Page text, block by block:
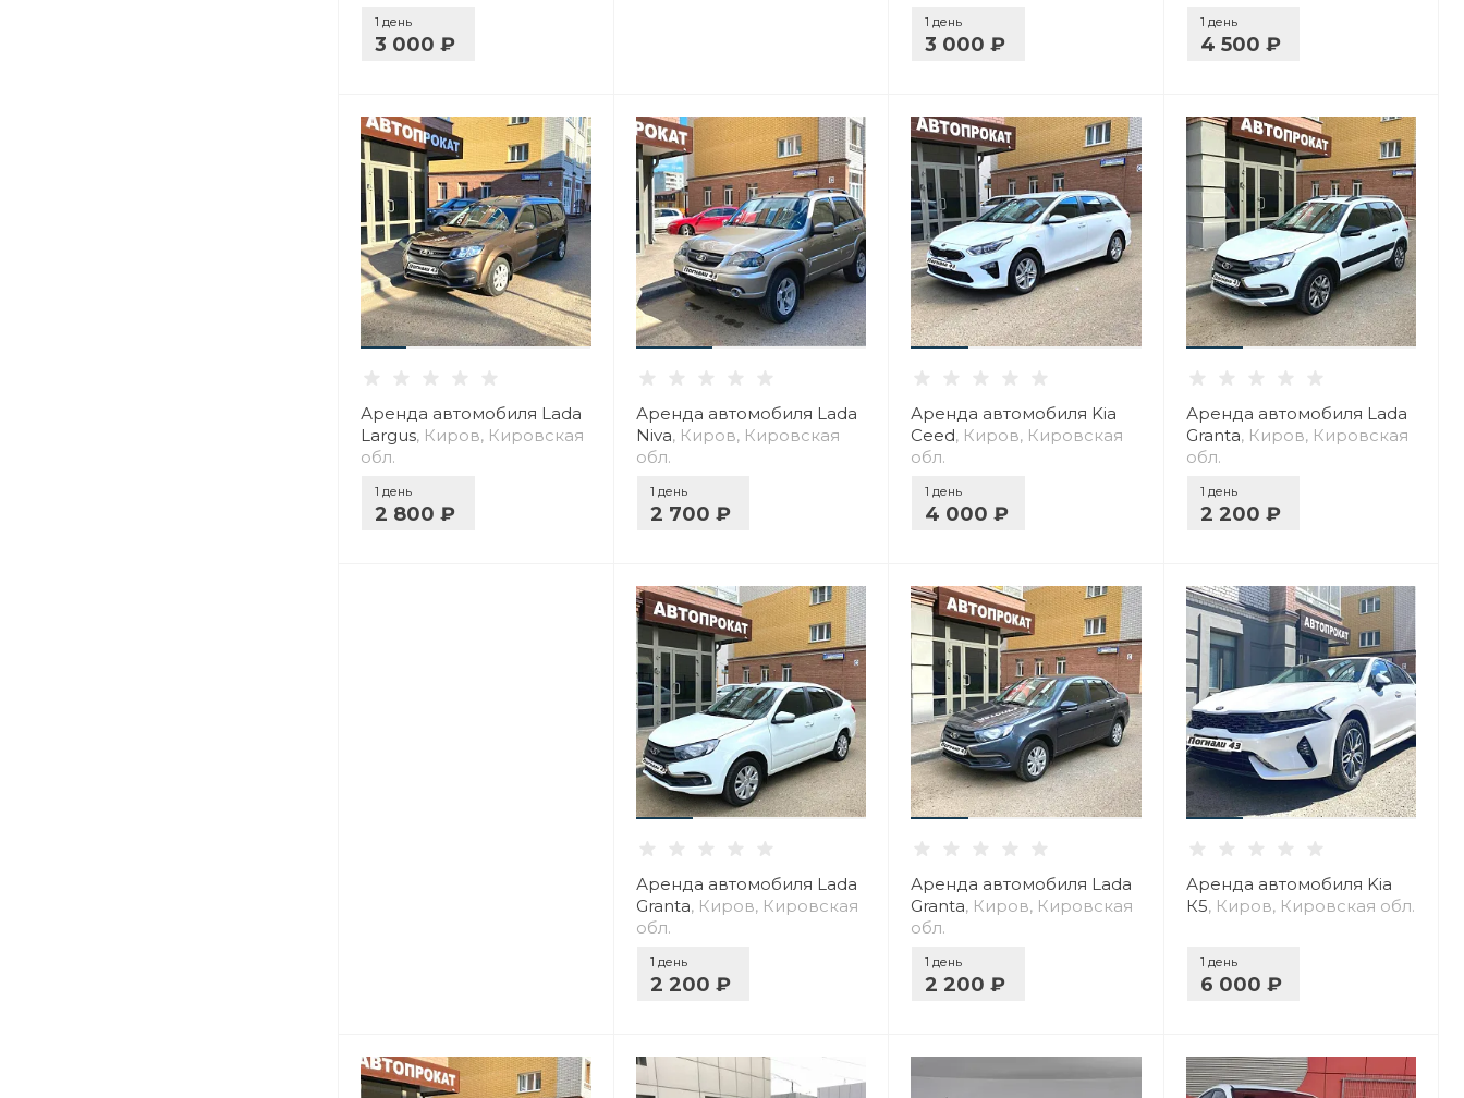
1 день
3 000 ₽
1 день
3 000 ₽
1 день
4 500 ₽
Аренда автомобиля Lada
Largus, Киров, Кировская
обл.
1 день
2 800 ₽
Аренда автомобиля Lada
Niva, Киров, Кировская
обл.
1 день
2 700 ₽
Аренда автомобиля Kia
Ceed, Киров, Кировская
обл.
1 день
4 000 ₽
Аренда автомобиля Lada
Granta, Киров, Кировская
обл.
1 день
2 200 ₽
Аренда автомобиля Lada
Granta, Киров, Кировская
обл.
1 день
2 200 ₽
Аренда автомобиля Lada
Granta, Киров, Кировская
обл.
1 день
2 200 ₽
Аренда автомобиля Kia
К5, Киров, Кировская обл.
1 день
6 000 ₽